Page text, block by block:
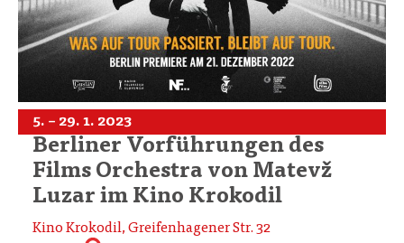
5. – 29. 1. 2023
Berliner Vorführungen des
Films Orchestra von Matevž
Luzar im Kino Krokodil
Kino Krokodil, Greifenhagener Str. 32